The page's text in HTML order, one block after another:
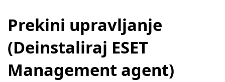
Prekini upravljanje
(Deinstaliraj ESET
Management agent)